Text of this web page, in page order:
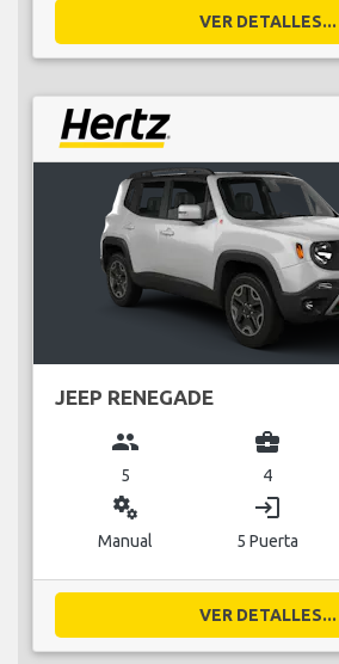
VER DETALLES...
JEEP RENEGADE
group
5
business_center
4
miscellaneous_services
Manual
login
5 Puerta
VER DETALLES...